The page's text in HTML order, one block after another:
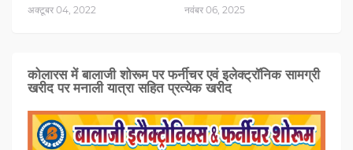
अक्टूबर 04, 2022 नवंबर 06, 2025
कोलारस में बालाजी शोरूम पर फर्नीचर एवं इलेक्ट्रॉनिक सामग्री
खरीद पर मनाली यात्रा सहित प्रत्‍येक खरीद